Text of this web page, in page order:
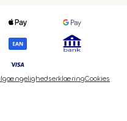
Cookies